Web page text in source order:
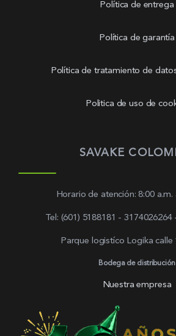
Política de entrega
Política de garantía
Política de tratamiento de
Politica de uso de
SAVAKE
Horario de atención: 8:00 a.m.
Tel: (601) 5188181 -
Parque logistíco Logika calle
Bodega de distribución
Nuestra empresa